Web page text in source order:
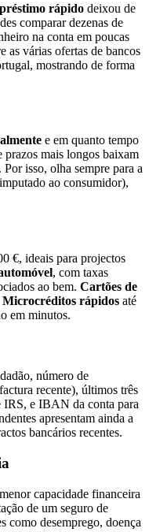
rápido deixou de
comparar dezenas de
na conta em poucas
as várias ofertas de bancos
mostrando de forma
e em quanto tempo
prazos mais longos baixam
isso, olha sempre para a
ao consumidor),
€, ideais para projectos
, com taxas
ao bem. Cartões de
Microcréditos rápidos até
em minutos.
número de
recente), últimos três
IRS, e IBAN da conta para
apresentam ainda a
bancários recentes.
capacidade financeira
de um seguro de
como desemprego, doença